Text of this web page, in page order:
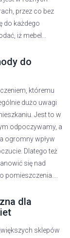
przez co bez
do każdego
iż mebel...
do
któremu
dużo uwagi
Jest to w
odpoczywamy, a
ogromny wpływ
Dlatego też
się nad
pomieszczenia....
dla
sklepów